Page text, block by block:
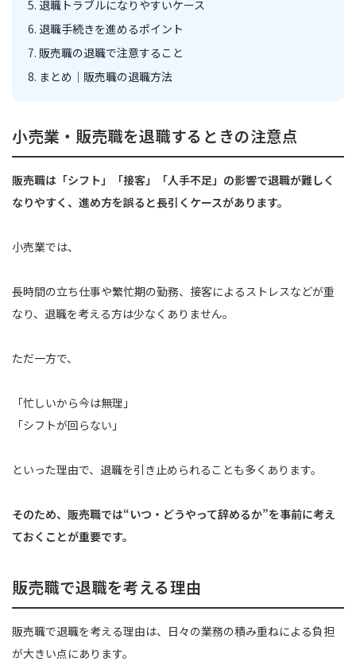
退職トラブルになりやすいケース
退職手続きを進めるポイント
販売職の退職で注意すること
まとめ｜販売職の退職方法
小売業・販売職を退職するときの注意点
販売職は「シフト」「接客」「人手不足」の影響で退職が難しく
なりやすく、進め方を誤ると長引くケースがあります。
小売業では、
長時間の立ち仕事や繁忙期の勤務、接客によるストレスなどが重
なり、退職を考える方は少なくありません。
ただ一方で、
「忙しいから今は無理」
「シフトが回らない」
といった理由で、退職を引き止められることも多くあります。
そのため、販売職では“いつ・どうやって辞めるか”を事前に考え
ておくことが重要です。
販売職で退職を考える理由
販売職で退職を考える理由は、日々の業務の積み重ねによる負担
が大きい点にあります。